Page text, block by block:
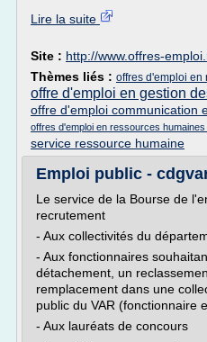
Lire la suite
Site : http://www.offres-
Thèmes liés : offres d'emploi en
offre d'emploi en gestion
offre d'emploi communication
offres d'emploi en ressources
service ressource humaine
Emploi public -
Le service de la Bourse de
recrutement
- Aux collectivités du
- Aux fonctionnaires
détachement, un
remplacement dans une
public du VAR (fonctionnaire
- Aux lauréats de concours